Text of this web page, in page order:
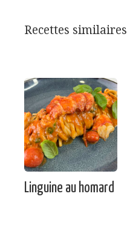
Recettes similaires
Linguine au homard